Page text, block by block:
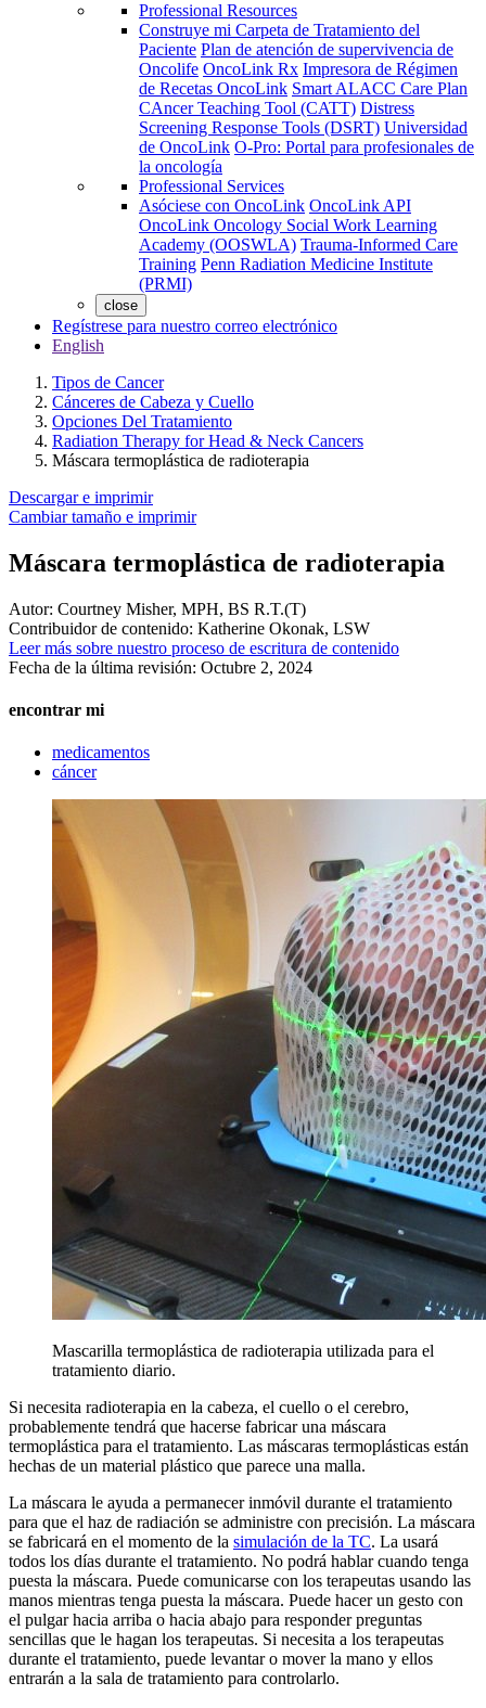
Professional Resources
Construye mi Carpeta de Tratamiento del
Paciente Plan de atención de supervivencia de
Oncolife OncoLink Rx Impresora de Régimen
de Recetas OncoLink Smart ALACC Care Plan
CAncer Teaching Tool (CATT) Distress
Screening Response Tools (DSRT) Universidad
de OncoLink O-Pro: Portal para profesionales de
la oncología
Professional Services
Asóciese con OncoLink OncoLink API
OncoLink Oncology Social Work Learning
Academy (OOSWLA) Trauma-Informed Care
Training Penn Radiation Medicine Institute
(PRMI)
close
Regístrese para nuestro correo electrónico
English
Tipos de Cancer
Cánceres de Cabeza y Cuello
Opciones Del Tratamiento
Radiation Therapy for Head & Neck Cancers
Máscara termoplástica de radioterapia
Descargar e imprimir
Cambiar tamaño e imprimir
Máscara termoplástica de radioterapia
Autor: Courtney Misher, MPH, BS R.T.(T)
Contribuidor de contenido: Katherine Okonak, LSW
Leer más sobre nuestro proceso de escritura de contenido
Fecha de la última revisión: Octubre 2, 2024
encontrar mi
medicamentos
cáncer
Mascarilla termoplástica de radioterapia utilizada para el
tratamiento diario.
Si necesita radioterapia en la cabeza, el cuello o el cerebro,
probablemente tendrá que hacerse fabricar una máscara
termoplástica para el tratamiento. Las máscaras termoplásticas están
hechas de un material plástico que parece una malla.
La máscara le ayuda a permanecer inmóvil durante el tratamiento
para que el haz de radiación se administre con precisión. La máscara
se fabricará en el momento de la simulación de la TC. La usará
todos los días durante el tratamiento. No podrá hablar cuando tenga
puesta la máscara. Puede comunicarse con los terapeutas usando las
manos mientras tenga puesta la máscara. Puede hacer un gesto con
el pulgar hacia arriba o hacia abajo para responder preguntas
sencillas que le hagan los terapeutas. Si necesita a los terapeutas
durante el tratamiento, puede levantar o mover la mano y ellos
entrarán a la sala de tratamiento para controlarlo.